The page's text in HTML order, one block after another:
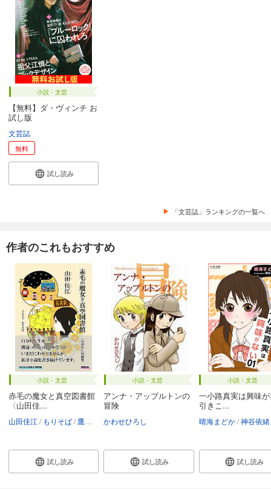
あらすじを表示する
880円 (税込)
あらすじを表示する
あらすじを表示する
880円 (税込)
カート
試し読み
あらすじを表示する
月刊群雛 (GunSu) 2014年 08月号 ～ インディーズ作家を応援するマガジン ～
880円 (税込)
カート
月刊群雛 (GunSu) 2014年 07月号 ～ インディーズ作家を応援するマガジン ～
小説・文芸
【無料】ダ・ヴィンチ お
試し版
文芸誌
無料
試し読み
「文芸誌」ランキングの一覧へ
作者のこれもおすすめ
小説・文芸
赤毛の魔女と真空図書館
〈山田佳...
山田佳江 もりそば 鷹野凌
試し読み
小説・文芸
アンナ・アップルトンの
冒険
かわせひろし
試し読み
小説・文芸
一小路真実は興味
引きこ...
晴海まどか 神谷依緒
試し読み